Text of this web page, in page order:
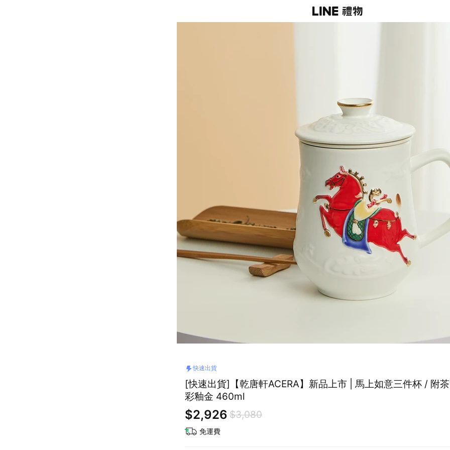
快速出貨
[快速出貨]【乾唐軒ACERA】新品上市 | 馬上如意三件杯 / 附
彩釉金 460ml
$2,926 $3,080
免運費